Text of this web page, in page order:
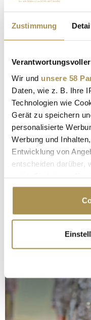
Zustimmung
Wir und unsere 58
Daten, wie z. B. Ihre
Technologien wie
Gerät zu speichern
personalisierte
Werbung und
Entwicklung von
entscheiden darüber,
Cookie-Erklärung
Trigger Symbol
Informationen
erfassen, welche
bestimmten
Erfahren Sie mehr
verarbeitet werden,